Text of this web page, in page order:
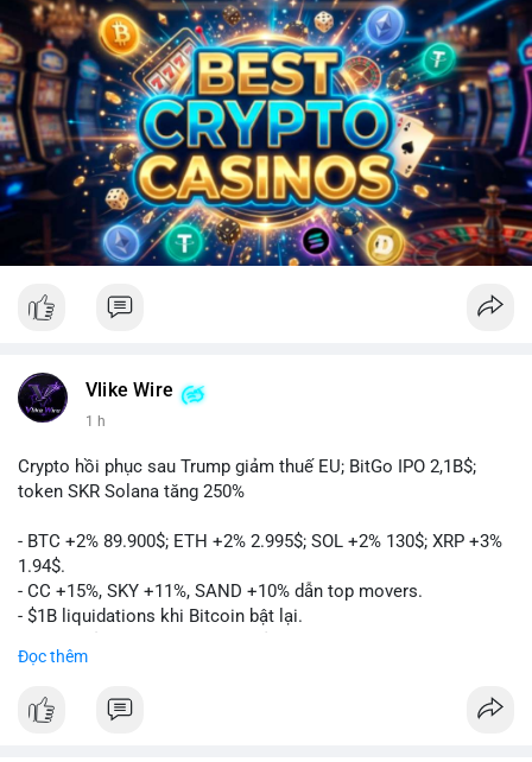
Vlike Wire
1 h
Crypto hồi phục sau Trump giảm thuế EU; BitGo IPO 2,1B$;
token SKR Solana tăng 250%
- BTC +2% 89.900$; ETH +2% 2.995$; SOL +2% 130$; XRP +3%
1.94$.
- CC +15%, SKY +11%, SAND +10% dẫn top movers.
- $1B liquidations khi Bitcoin bật lại.
- Vitalik đề xuất DVT staking cho Ethereum.
- Senate Ag Committee tiến hành Clarity Act.
Đọc thêm